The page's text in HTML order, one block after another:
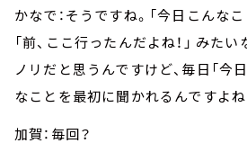
かなで：そうですね。「今日こんな
「前、ここ行ったんだよね！」 みた
ノリだと思うんですけど、毎日「今
なことを最初に聞かれるんですよね
加賀：毎回？